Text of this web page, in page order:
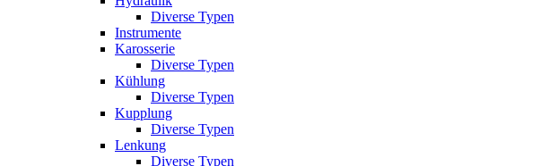
Diverse Typen
Instrumente
Karosserie
Diverse Typen
Kühlung
Diverse Typen
Kupplung
Diverse Typen
Lenkung
Diverse Typen